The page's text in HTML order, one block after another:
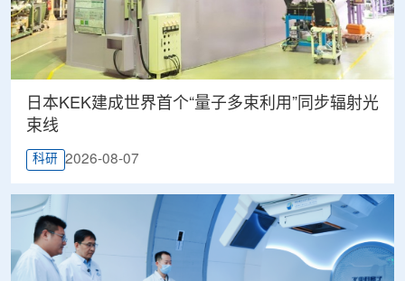
日本KEK建成世界首个“量子多束利用”同步辐射光
束线
科研 2026-08-07